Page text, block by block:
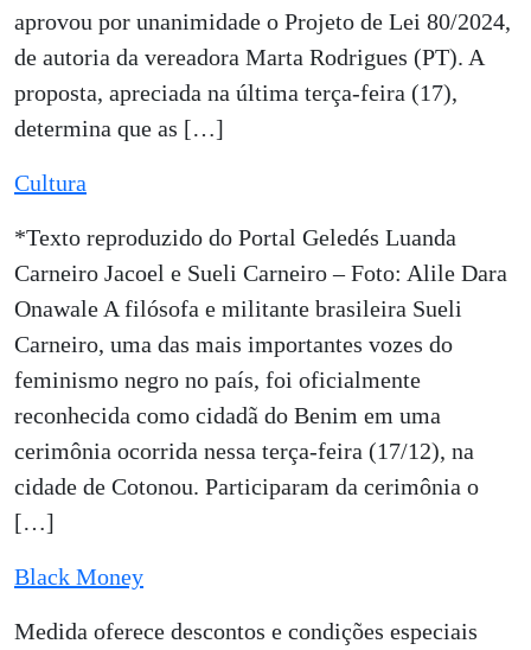
aprovou por unanimidade o Projeto de Lei 80/2024,
de autoria da vereadora Marta Rodrigues (PT). A
proposta, apreciada na última terça-feira (17),
determina que as […]
Cultura
*Texto reproduzido do Portal Geledés Luanda
Carneiro Jacoel e Sueli Carneiro – Foto: Alile Dara
Onawale A filósofa e militante brasileira Sueli
Carneiro, uma das mais importantes vozes do
feminismo negro no país, foi oficialmente
reconhecida como cidadã do Benim em uma
cerimônia ocorrida nessa terça-feira (17/12), na
cidade de Cotonou. Participaram da cerimônia o
[…]
Black Money
Medida oferece descontos e condições especiais